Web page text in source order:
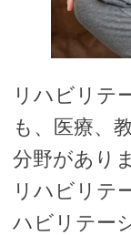
リハビリテ
も、医療、
分野があり
リハビリテ
ハビリテー